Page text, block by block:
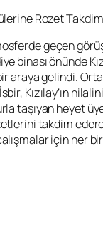
Rozet
geçen
binası önünde
araya gelindi.
Kızılay’ın
taşıyan heyet
takdim
için her